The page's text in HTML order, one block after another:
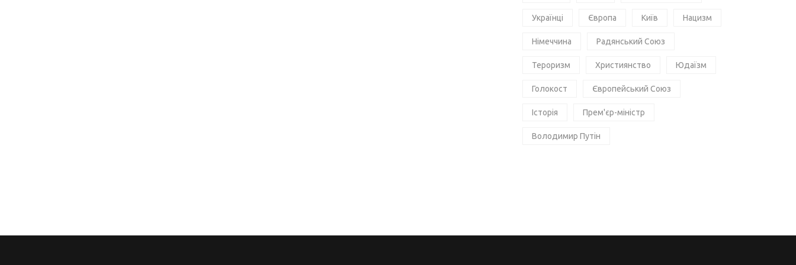
Українці Європа Київ Нацизм
Німеччина Радянський Союз
Тероризм Християнство Юдаїзм
Голокост Європейський Союз
Історія Прем'єр-міністр
Володимир Путін